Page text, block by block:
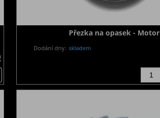
Přezka na opasek - Motor
Dodání dny: skladem